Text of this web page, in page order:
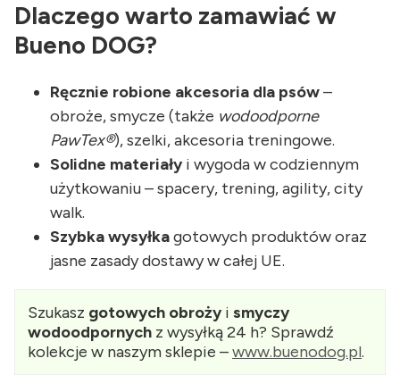
Dlaczego warto zamawiać w
Bueno DOG?
Ręcznie robione akcesoria dla psów–
obroże, smycze (także wodoodporne
PawTex®), szelki, akcesoria treningowe.
Solidne materiały i wygoda w codziennym
użytkowaniu – spacery, trening, agility, city
walk.
Szybka wysyłkagotowych produktów oraz
jasne zasady dostawy w całej UE.
Szukasz gotowych obroży i smyczy
wodoodpornych z wysyłką 24 h? Sprawdź
kolekcje w naszym sklepie –www.buenodog.pl.